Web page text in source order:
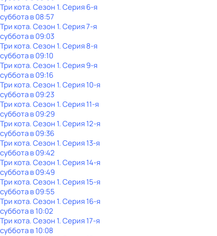
Три кота. Сезон 1. Серия 6-я
субботав08:57
Три кота. Сезон 1. Серия 7-я
субботав09:03
Три кота. Сезон 1. Серия 8-я
субботав09:10
Три кота. Сезон 1. Серия 9-я
субботав09:16
Три кота. Сезон 1. Серия 10-я
субботав09:23
Три кота. Сезон 1. Серия 11-я
субботав09:29
Три кота. Сезон 1. Серия 12-я
субботав09:36
Три кота. Сезон 1. Серия 13-я
субботав09:42
Три кота. Сезон 1. Серия 14-я
субботав09:49
Три кота. Сезон 1. Серия 15-я
субботав09:55
Три кота. Сезон 1. Серия 16-я
субботав10:02
Три кота. Сезон 1. Серия 17-я
субботав10:08